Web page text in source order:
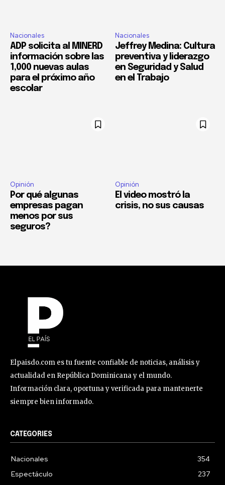
Nacionales
ADP solicita al MINERD
información sobre las
1,000 nuevas aulas
para el próximo año
escolar
Nacionales
Jeffrey Medina: Cultura
preventiva y liderazgo
en Seguridad y Salud
en el Trabajo
Opinión
Por qué algunas
empresas pagan
menos por sus
seguros?
Opinión
El video mostró la
crisis, no sus causas
Elpaisdo.com es tu fuente confiable de noticias, análisis y
actualidad en República Dominicana y el mundo.
Información clara, oportuna y verificada para mantenerte
siempre bien informado.
CATEGORIES
Nacionales
354
Espectáculo
237